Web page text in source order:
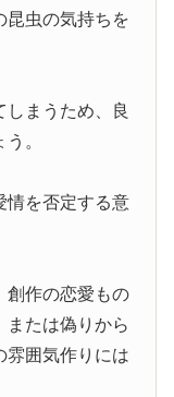
昆虫の気持ちを
しまうため、良
。
情を否定する意
創作の恋愛もの
または偽りから
雰囲気作りには